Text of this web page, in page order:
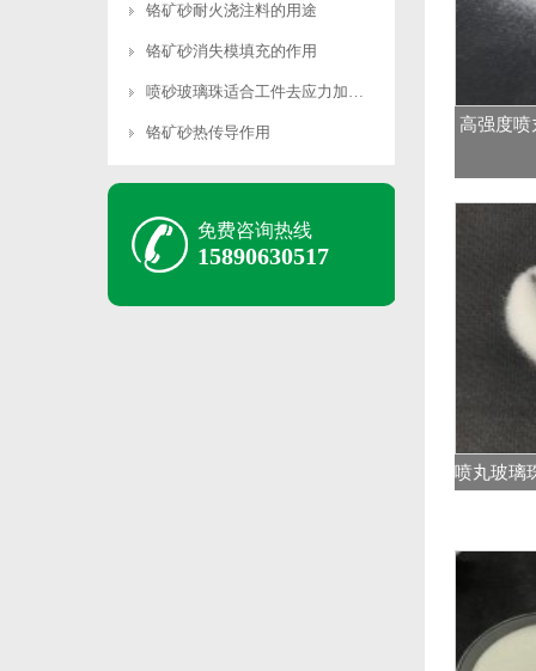
铬矿砂耐火浇注料的用途
铬矿砂消失模填充的作用
喷砂玻璃珠适合工件去应力加工吗
铬矿砂热传导作用
免费咨询热线
15890630517
高强度喷
喷丸玻璃